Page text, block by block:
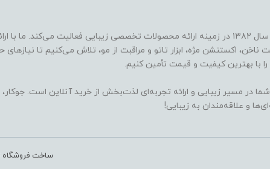
فروشگاه جوکار از سال ۱۳۸۲ در زمینه ارائه محصولات تخصصی زیبایی فعالیت می‌کند. ما
اکستنشن مژه، ابزار تاتو و مراقبت از مو، تلاش می‌کنیم تا نیازهای
با بهترین کیفیت و قیمت تأمین کنیم.
در مسیر زیبایی و ارائه تجربه‌ای لذت‌بخش از خرید آنلاین است. جوکار،
و علاقه‌مندان به زیبایی!
ساخت